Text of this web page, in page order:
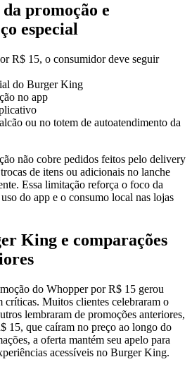
promoção e
especial
R$ 15, o consumidor deve seguir
do Burger King
no app
ou no totem de autoatendimento da
não cobre pedidos feitos pelo delivery
de itens ou adicionais no lanche
Essa limitação reforça o foco da
do app e o consumo local nas lojas
King e comparações
do Whopper por R$ 15 gerou
críticas. Muitos clientes celebraram o
lembraram de promoções anteriores,
15, que caíram no preço ao longo do
a oferta mantém seu apelo para
acessíveis no Burger King.